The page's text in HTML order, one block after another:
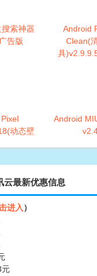
索神器
告版
Android
Clean(
具
动态壁
Android
云最新优惠信息
进入）
元